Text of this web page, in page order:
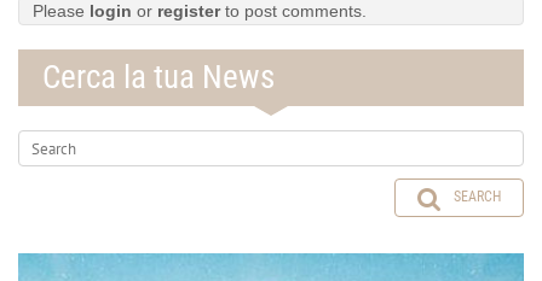
Please login or registerto post comments.
Cerca la tua News
SEARCH